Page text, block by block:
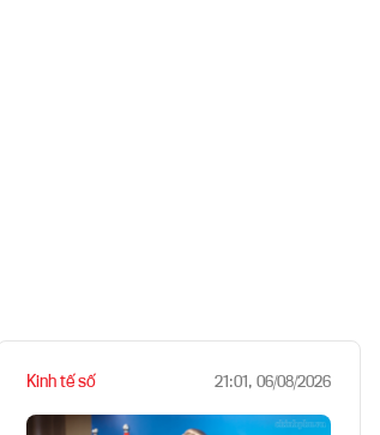
Kinh tế số 21:01, 06/08/2026